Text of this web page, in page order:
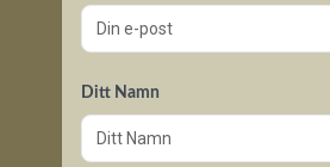
Ditt Namn